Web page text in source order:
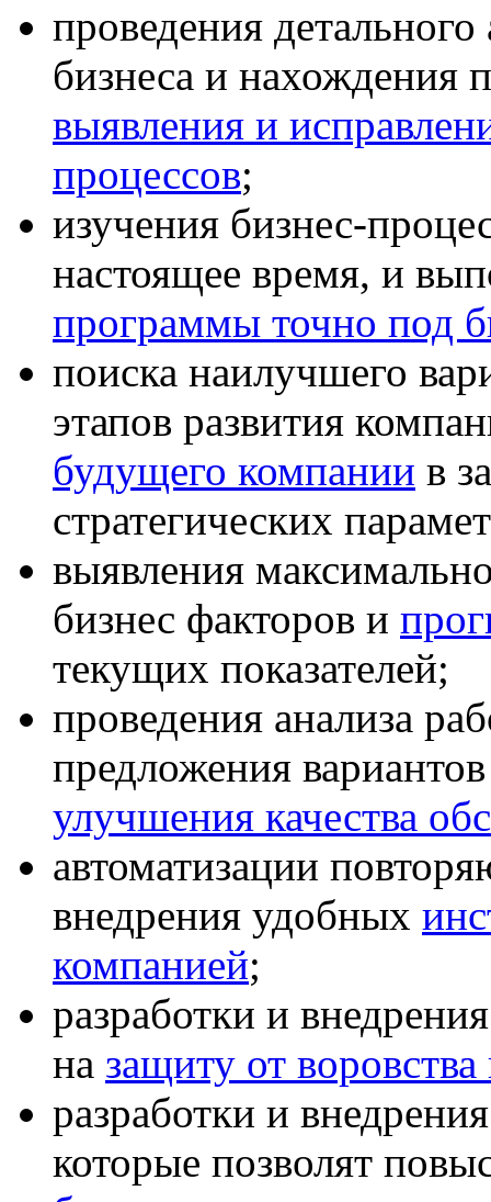
проведения
бизнеса и нахождения
выявления и
процессов;
изучения бизнес-
настоящее время, и
программы точно под
поиска наилучшего
этапов развития
будущего компании в
стратегических
выявления
бизнес факторов и
текущих показателей;
проведения анализа
предложения
улучшения качества
автоматизации
внедрения удобных
компанией;
разработки и
на защиту от
разработки и
которые позволят